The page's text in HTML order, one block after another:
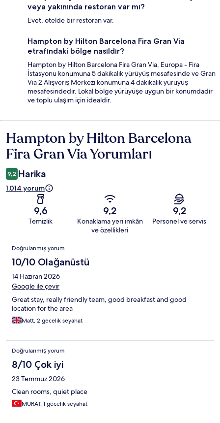
veya yakınında restoran var mı?
Evet, otelde bir restoran var.
Hampton by Hilton Barcelona Fira Gran Via
etrafındaki bölge nasıldır?
Hampton by Hilton Barcelona Fira Gran Via, Europa - Fira
İstasyonu konumuna 5 dakikalık yürüyüş mesafesinde ve Gran
Via 2 Alışveriş Merkezi konumuna 4 dakikalık yürüyüş
mesafesindedir. Lokal bölge yürüyüşe uygun bir konumdadır
ve toplu ulaşım için idealdir.
Yorumlar
Hampton by Hilton Barcelona
Fira Gran Via Yorumları
9,2 Harika
1.014 yorum
9,6
Temizlik
9,2
Konaklama yeri imkân
ve özellikleri
9,2
Personel ve servis
Yorumlar
Doğrulanmış yorum
10/10 Olağanüstü
14 Haziran 2026
Google ile çevir
Great stay, really friendly team, good breakfast and good
location for the area
Matt, 2 gecelik seyahat
Doğrulanmış yorum
8/10 Çok iyi
23 Temmuz 2026
Clean rooms, quiet place
MURAT, 1 gecelik seyahat